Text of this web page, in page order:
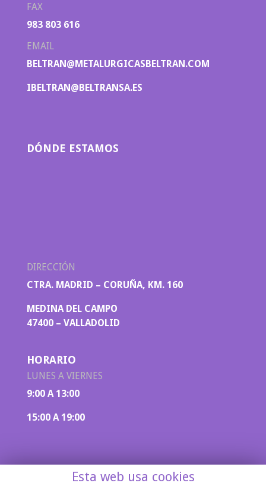
FAX
983 803 616
EMAIL
BELTRAN@METALURGICASBELTRAN.COM
IBELTRAN@BELTRANSA.ES
DÓNDE ESTAMOS
DIRECCIÓN
CTRA. MADRID – CORUÑA, KM. 160
MEDINA DEL CAMPO
47400 – VALLADOLID
HORARIO
LUNES A VIERNES
9:00 A 13:00
15:00 A 19:00
Esta web usa cookies